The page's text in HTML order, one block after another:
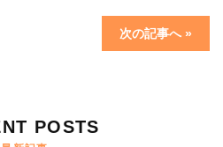
次の記事へ »
POSTS